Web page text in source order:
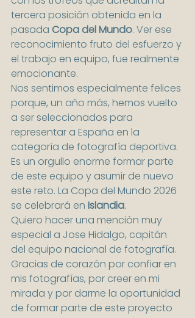
tercera posición obtenida en la
pasada Copa del Mundo. Ver ese
reconocimiento fruto del esfuerzo y
el trabajo en equipo, fue realmente
emocionante.
Nos sentimos especialmente felices
porque, un año más, hemos vuelto
a ser seleccionados para
representar a España en la
categoría de fotografía deportiva.
Es un orgullo enorme formar parte
de este equipo y asumir de nuevo
este reto. La Copa del Mundo 2026
se celebrará en Islandia.
Quiero hacer una mención muy
especial a Jose Hidalgo, capitán
del equipo nacional de fotografía.
Gracias de corazón por confiar en
mis fotografías, por creer en mi
mirada y por darme la oportunidad
de formar parte de este proyecto